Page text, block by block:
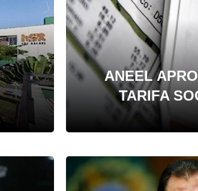
ANEEL
TARIFA